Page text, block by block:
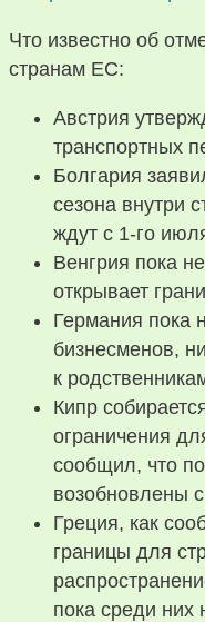
Что известно об
странам ЕС:
Австрия
транспортных
Болгария
сезона внутри
ждут с 1-го
Венгрия пока
открывает
Германия пока
бизнесменов,
к
Кипр
ограничения
сообщил, что
возобновлены
Греция, как
границы для
пока среди них